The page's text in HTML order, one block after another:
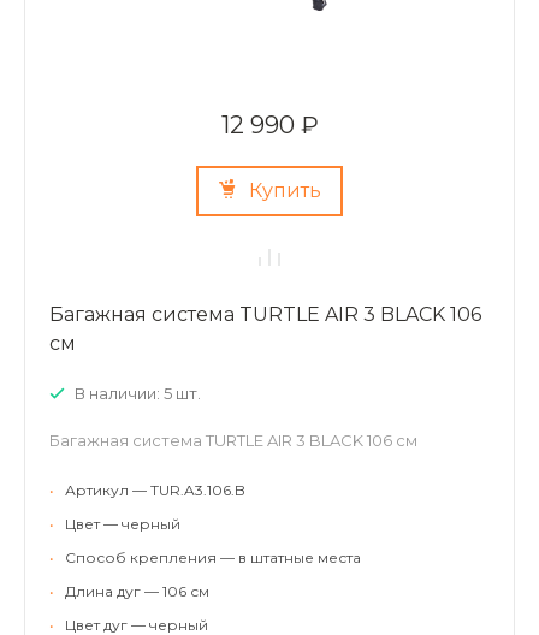
12 990 ₽
Купить
Багажная система TURTLE AIR 3 BLACK 106
см
В наличии: 5 шт.
Багажная система TURTLE AIR 3 BLACK 106 см
•
Артикул — TUR.A3.106.B
•
Цвет — черный
•
Способ крепления — в штатные места
•
Длина дуг — 106 см
•
Цвет дуг — черный